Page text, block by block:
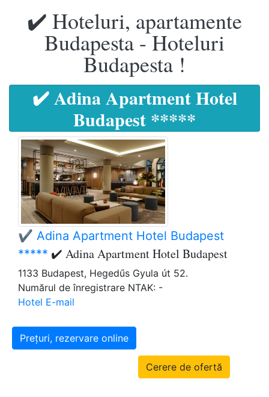
✔️ Hoteluri, apartamente
Budapesta - Hoteluri
Budapesta !
✔️ Adina Apartment Hotel
Budapest *****
✔️ Adina Apartment Hotel Budapest
***** ✔️ Adina Apartment Hotel Budapest
1133 Budapest, Hegedűs Gyula út 52.
Numărul de înregistrare NTAK: -
Hotel E-mail
Prețuri, rezervare online
Cerere de ofertă